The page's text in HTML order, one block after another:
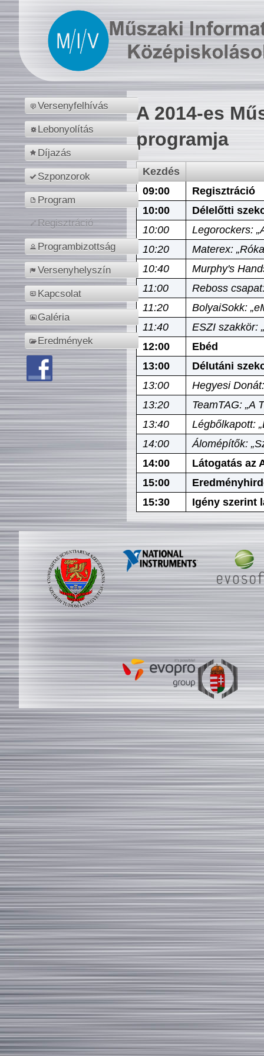
Versenyfelhívás
Lebonyolítás
Díjazás
Szponzorok
Program
Regisztráció
Programbizottság
Versenyhelyszín
Kapcsolat
Galéria
Eredmények
A 2014-es
programja
Kezdés
09:00
Regisztráció
10:00
Délelőtti
10:00
Legorockers:
10:20
Materex:
10:40
Murphy's
11:00
Reboss
11:20
BolyaiSokk:
11:40
ESZI szakkör:
12:00
Ebéd
13:00
Délutáni
13:00
Hegyesi
13:20
TeamTAG: „A
13:40
Légbőlkapott:
14:00
Álomépítők:
14:00
Látogatás az
15:00
15:30
Igény szerint